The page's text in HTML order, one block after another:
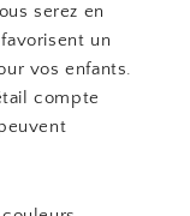
serez en
un
vos enfants.
compte